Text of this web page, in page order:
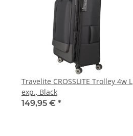
Travelite CROSSLITE Trolley 4w L
exp., Black
149,95 € *